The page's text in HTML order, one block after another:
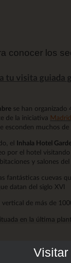
conocer los
tu visita guiada
se han organizado
de la iniciativa
esconden muchos
el Inhala Hotel
por el hotel
y salones del
fantásticas cuevas
datan del siglo XVI
de más de
en la última
Grupos
Visitar